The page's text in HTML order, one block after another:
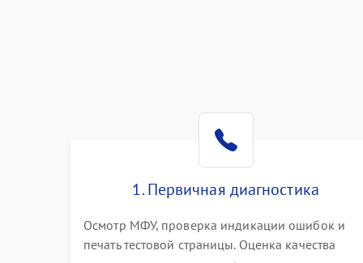
Проблемы с механикой
1. Первичная диагностика
Осмотр МФУ, проверка индикации ошибок и
печать тестовой страницы. Оценка качества